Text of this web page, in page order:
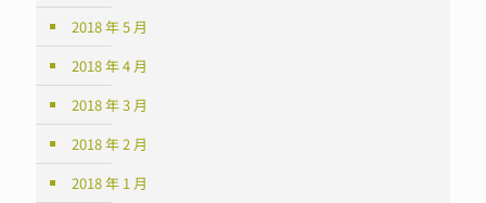
2018 年 5 月
2018 年 4 月
2018 年 3 月
2018 年 2 月
2018 年 1 月